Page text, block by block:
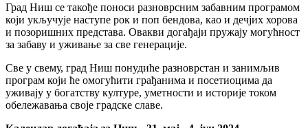
Град Ниш се такође поноси разноврсним забавним програмом
који укључује наступе рок и поп бендова, као и дечјих хорова
и позоришних представа. Овакви догађаји пружају могућност
за забаву и уживање за све генерације.
Све у свему, град Ниш понудиће разноврстан и занимљив
програм који ће омогућити грађанима и посетиоцима да
уживају у богатству културе, уметности и историје током
обележавања своје градске славе.